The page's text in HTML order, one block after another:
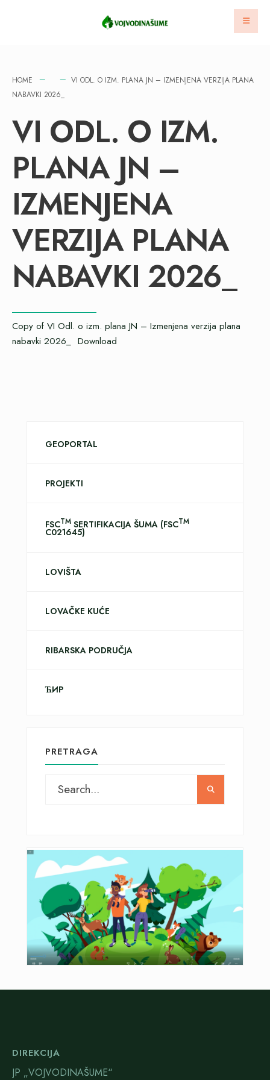
HOME
VI ODL. O IZM. PLANA JN – IZMENJENA VERZIJA PLANA
NABAVKI 2026_
VI ODL. O IZM.
PLANA JN –
IZMENJENA
VERZIJA PLANA
NABAVKI 2026_
Copy of VI Odl. o izm. plana JN – Izmenjena verzija plana
nabavki 2026_
Download
GEOPORTAL
PROJEKTI
FSCTM SERTIFIKACIJA ŠUMA (FSCTM
C021645)
LOVIŠTA
LOVAČKE KUĆE
RIBARSKA PODRUČJA
ЋИР
PRETRAGA
DIREKCIJA
JP „VOJVODINAŠUME“